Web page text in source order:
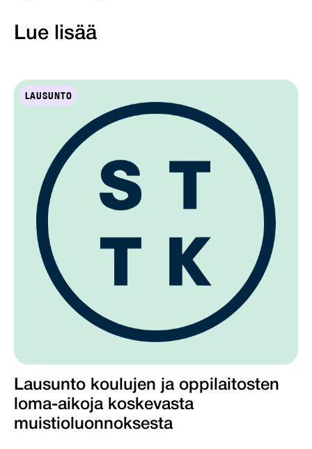
Lue lisää
LAUSUNTO
Lausunto koulujen ja oppilaitosten
loma-aikoja koskevasta
muistioluonnoksesta